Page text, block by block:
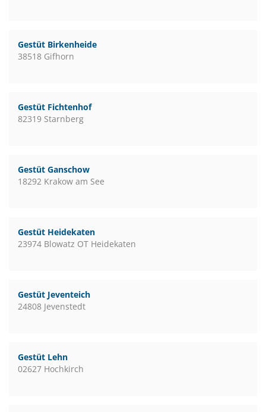
Gestüt Birkenheide
38518 Gifhorn
Gestüt Fichtenhof
82319 Starnberg
Gestüt Ganschow
18292 Krakow am See
Gestüt Heidekaten
23974 Blowatz OT Heidekaten
Gestüt Jeventeich
24808 Jevenstedt
Gestüt Lehn
02627 Hochkirch